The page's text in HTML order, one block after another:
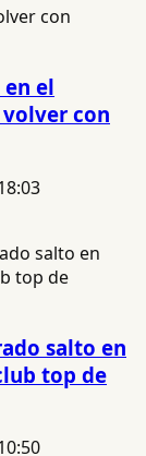
el
volver con
salto en
top de